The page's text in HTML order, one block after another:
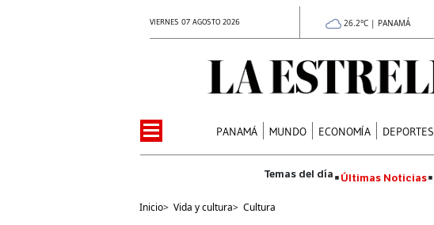
VIERNES 07 AGOSTO 2026 26.2°C | PANAMÁ
PANAMÁ MUNDO ECONOMÍA DEPORTES
Últimas Noticias
Inicio> Vida y cultura> Cultura